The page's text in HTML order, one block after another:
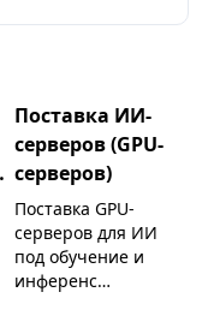
Поставка ИИ-
серверов (GPU-
серверов)
Поставка GPU-
серверов для ИИ
под обучение и
инференс